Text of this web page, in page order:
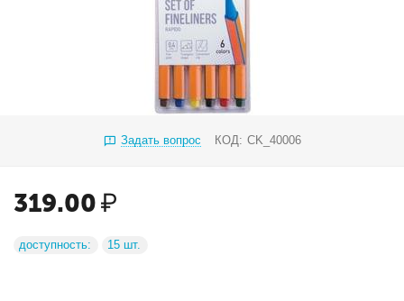
Задать вопрос КОД: CK_40006
319.00₽
доступность: 15 шт.